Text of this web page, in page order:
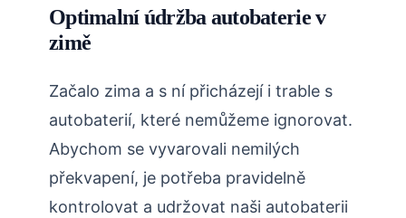
Optimalní údržba autobaterie v
zimě
Začalo zima a s ní přicházejí i trable s
autobaterií, které nemůžeme ignorovat.
Abychom se vyvarovali nemilých
překvapení, je potřeba pravidelně
kontrolovat a udržovat naši autobaterii